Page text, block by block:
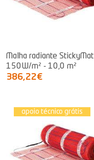
Malha radiante StickyMat
150W/m² - 10,0 m²
386,22€
apoio técnico grátis